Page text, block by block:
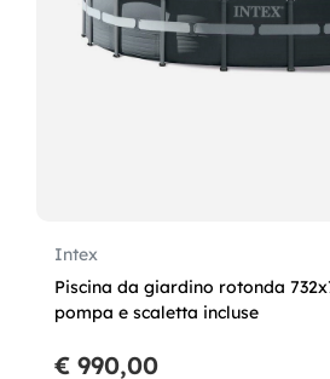
Intex
Piscina da giardino rotonda
pompa e scaletta incluse
€ 990,00